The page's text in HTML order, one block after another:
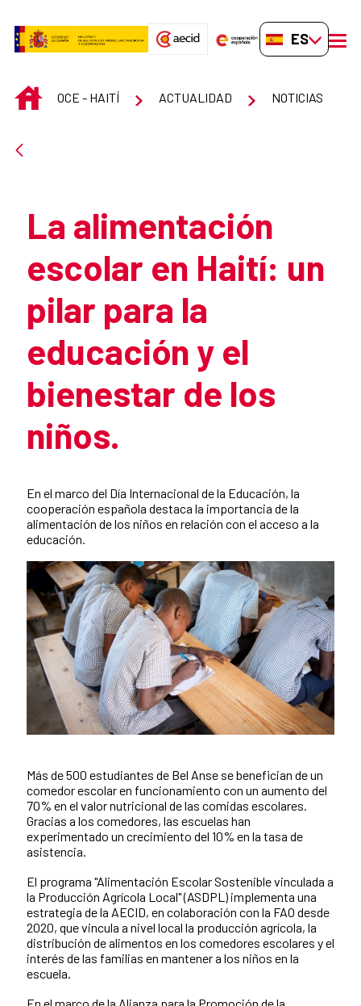
ES-ES
INICIOOCE - HAITÍ ACTUALIDAD NOTICIAS
La alimentación
escolar en Haití: un
pilar para la
educación y el
bienestar de los
niños.
En el marco del Día Internacional de la Educación, la
cooperación española destaca la importancia de la
alimentación de los niños en relación con el acceso a la
educación.
Contenido de la noticia
Más de 500 estudiantes de Bel Anse se benefician de un
comedor escolar en funcionamiento con un aumento del
70% en el valor nutricional de las comidas escolares.
Gracias a los comedores, las escuelas han
experimentado un crecimiento del 10% en la tasa de
asistencia.
El programa "Alimentación Escolar Sostenible vinculada a
la Producción Agrícola Local" (ASDPL) implementa una
estrategia de la AECID, en colaboración con la FAO desde
2020, que vincula a nivel local la producción agrícola, la
distribución de alimentos en los comedores escolares y el
interés de las familias en mantener a los niños en la
escuela.
En el marco de la Alianza para la Promoción de la